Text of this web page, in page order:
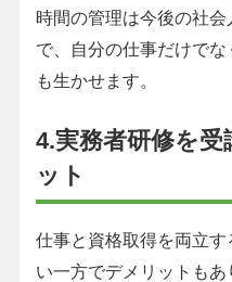
時間の管理は今後の社
で、自分の仕事だけで
も生かせます。
4.実務者研修を
ット
仕事と資格取得を両立
い一方でデメリットも